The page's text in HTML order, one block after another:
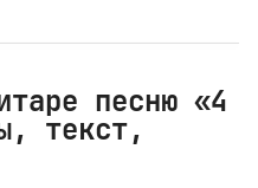
песню «4
текст,